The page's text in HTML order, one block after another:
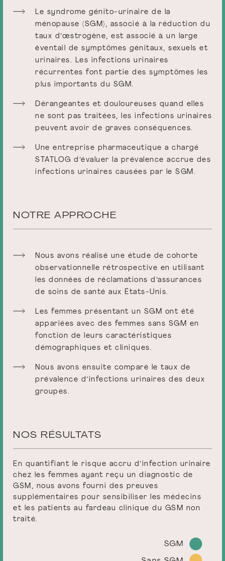
Le syndrome génito-urinaire de la
ménopause (SGM), associé à la réduction du
taux d’œstrogène, est associé à un large
éventail de symptômes génitaux, sexuels et
urinaires. Les infections urinaires
récurrentes font partie des symptômes les
plus importants du SGM.
Dérangeantes et douloureuses quand elles
ne sont pas traitées, les infections urinaires
peuvent avoir de graves conséquences.
Une entreprise pharmaceutique a chargé
STATLOG d’évaluer la prévalence accrue des
infections urinaires causées par le SGM.
NOTRE APPROCHE
Nous avons réalisé une étude de cohorte
observationnelle rétrospective en utilisant
les données de réclamations d’assurances
de soins de santé aux États-Unis.
Les femmes présentant un SGM ont été
appariées avec des femmes sans SGM en
fonction de leurs caractéristiques
démographiques et cliniques.
Nous avons ensuite comparé le taux de
prévalence d’infections urinaires des deux
groupes.
NOS RÉSULTATS
En quantifiant le risque accru d’infection urinaire
chez les femmes ayant reçu un diagnostic de
GSM, nous avons fourni des preuves
supplémentaires pour sensibiliser les médecins
et les patients au fardeau clinique du GSM non
traité.